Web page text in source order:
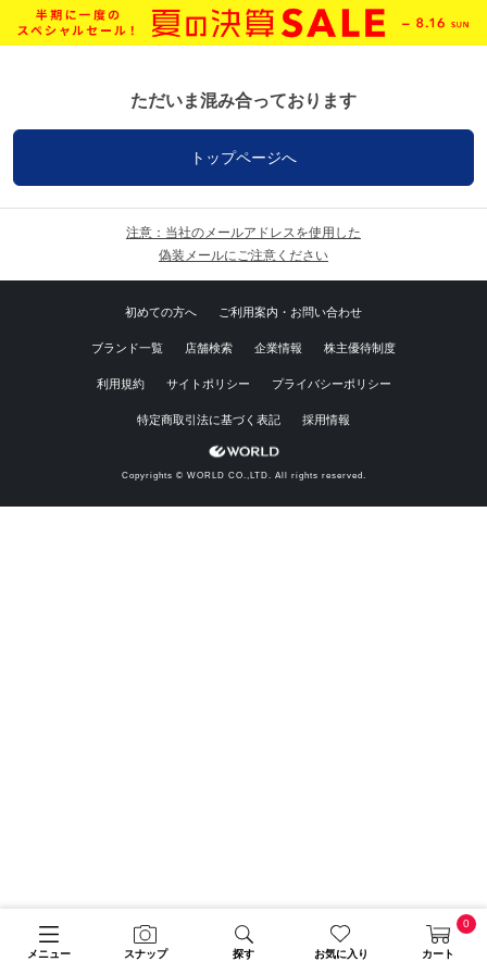
メニュー スナップ 探す お気に入り カート
0
ただいま混み合っております
トップページへ
注意：当社のメールアドレスを使用した
偽装メールにご注意ください
初めての方へ ご利用案内・お問い合わせ
ブランド一覧 店舗検索 企業情報 株主優待制度
利用規約 サイトポリシー プライバシーポリシー
特定商取引法に基づく表記 採用情報
Copyrights © WORLD CO.,LTD. All rights reserved.